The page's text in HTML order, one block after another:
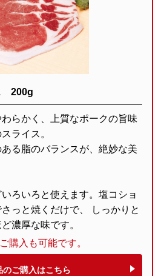
200g
らかく、上質なポークの旨味
ライス。
る脂のバランスが、絶妙な美
ろいろと使えます。塩コショ
っと焼くだけで、 しっかりと
濃厚な味です。
購入も可能です。
のご購入はこちら